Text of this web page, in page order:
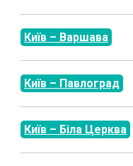
Київ – Варшава
Київ – Павлоград
Київ – Біла Церква